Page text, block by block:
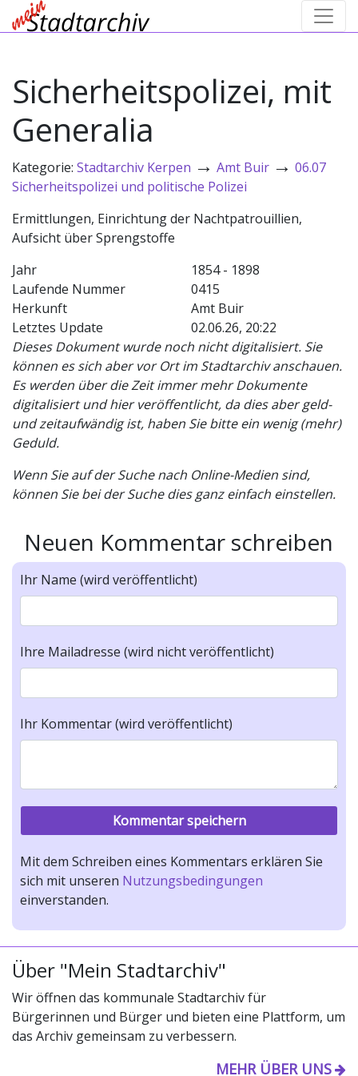
Sicherheitspolizei, mit
Generalia
Kategorie: Stadtarchiv Kerpen → Amt Buir → 06.07
Sicherheitspolizei und politische Polizei
Ermittlungen, Einrichtung der Nachtpatrouillien,
Aufsicht über Sprengstoffe
Jahr
1854 - 1898
Laufende Nummer
0415
Herkunft
Amt Buir
Letztes Update
02.06.26, 20:22
Dieses Dokument wurde noch nicht digitalisiert. Sie
können es sich aber vor Ort im Stadtarchiv anschauen.
Es werden über die Zeit immer mehr Dokumente
digitalisiert und hier veröffentlicht, da dies aber geld-
und zeitaufwändig ist, haben Sie bitte ein wenig (mehr)
Geduld.
Wenn Sie auf der Suche nach Online-Medien sind,
können Sie bei der Suche dies ganz einfach einstellen.
Neuen Kommentar schreiben
Ihr Name (wird veröffentlicht)
Ihre Mailadresse (wird nicht veröffentlicht)
Ihr Kommentar (wird veröffentlicht)
Mit dem Schreiben eines Kommentars erklären Sie
sich mit unseren Nutzungsbedingungen
einverstanden.
Über "Mein Stadtarchiv"
Wir öffnen das kommunale Stadtarchiv für
Bürgerinnen und Bürger und bieten eine Plattform, um
das Archiv gemeinsam zu verbessern.
MEHR ÜBER UNS